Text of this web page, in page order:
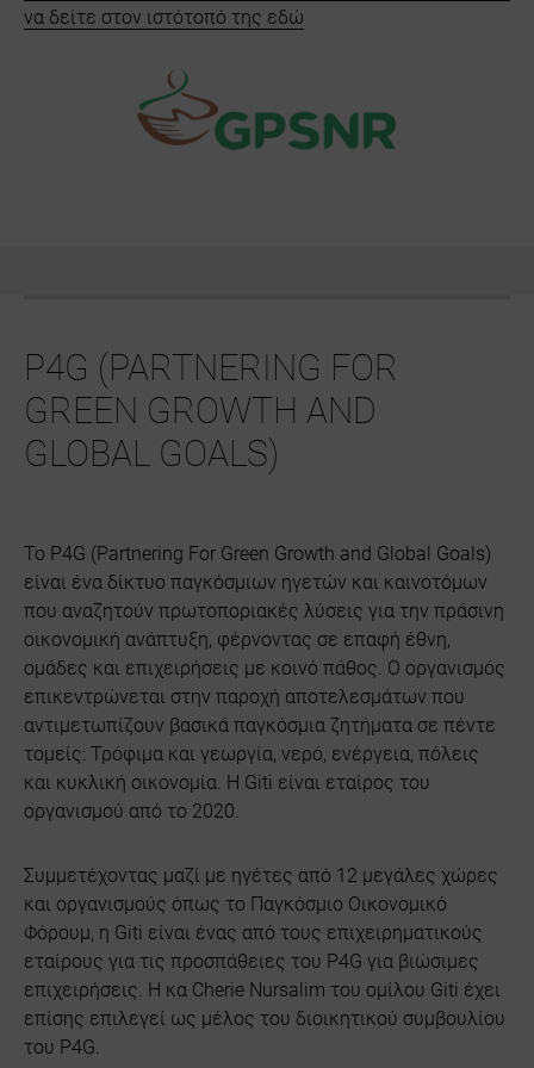
να δείτε στον ιστότοπό της εδώ
P4G (PARTNERING FOR
GREEN GROWTH AND
GLOBAL GOALS)
Το P4G (Partnering For Green Growth and Global Goals)
είναι ένα δίκτυο παγκόσμιων ηγετών και καινοτόμων
που αναζητούν πρωτοποριακές λύσεις για την πράσινη
οικονομική ανάπτυξη, φέρνοντας σε επαφή έθνη,
ομάδες και επιχειρήσεις με κοινό πάθος. Ο οργανισμός
επικεντρώνεται στην παροχή αποτελεσμάτων που
αντιμετωπίζουν βασικά παγκόσμια ζητήματα σε πέντε
τομείς: Τρόφιμα και γεωργία, νερό, ενέργεια, πόλεις
και κυκλική οικονομία. Η Giti είναι εταίρος του
οργανισμού από το 2020.
Συμμετέχοντας μαζί με ηγέτες από 12 μεγάλες χώρες
και οργανισμούς όπως το Παγκόσμιο Οικονομικό
Φόρουμ, η Giti είναι ένας από τους επιχειρηματικούς
εταίρους για τις προσπάθειες του P4G για βιώσιμες
επιχειρήσεις. Η κα Cherie Nursalim του ομίλου Giti έχει
επίσης επιλεγεί ως μέλος του διοικητικού συμβουλίου
του P4G.